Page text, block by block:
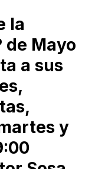
la
de Mayo
a sus
y